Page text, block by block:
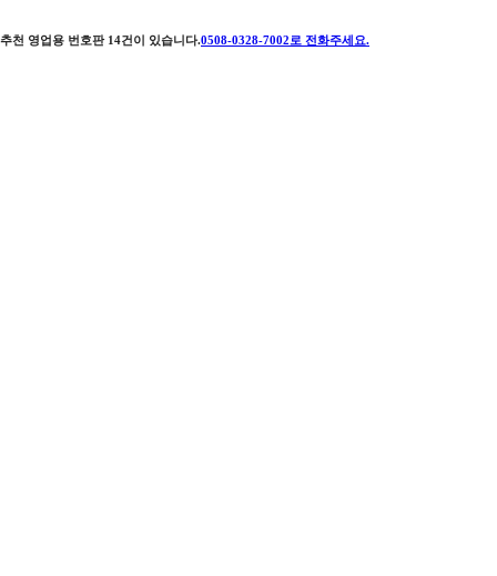
추천 영업용 번호판 14건이 있습니다.0508-0328-7002 로 전화주세요.